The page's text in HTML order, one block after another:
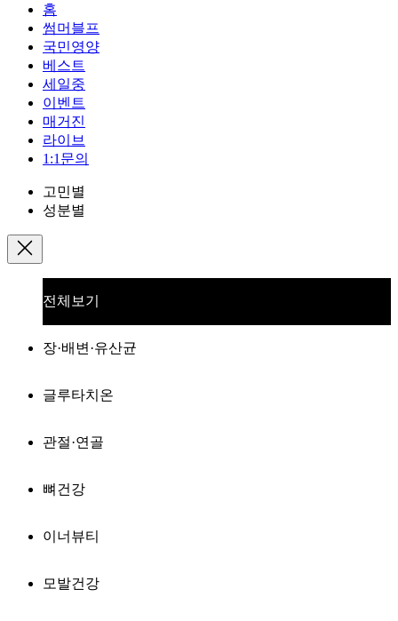
홈
썸머블프
국민영양
베스트
세일중
이벤트
매거진
라이브
1:1문의
고민별
성분별
전체보기
장·배변·유산균
글루타치온
관절·연골
뼈건강
이너뷰티
모발건강